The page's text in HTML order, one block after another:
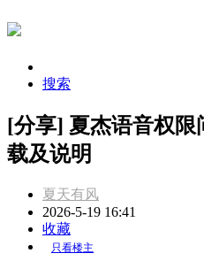
搜索
[分享] 夏杰语音权
载及说明
夏天有风
2026-5-19 16:41
收藏
只看楼主